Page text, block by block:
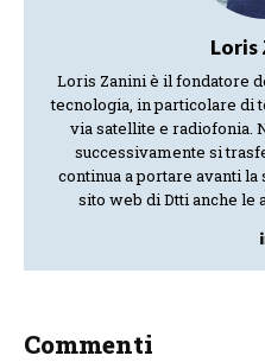
Loris
Loris Zanini è il fondatore
tecnologia, in particolare di
via satellite e radiofonia.
successivamente si
continua a portare avanti la
sito web di Dtti anche le
Commenti